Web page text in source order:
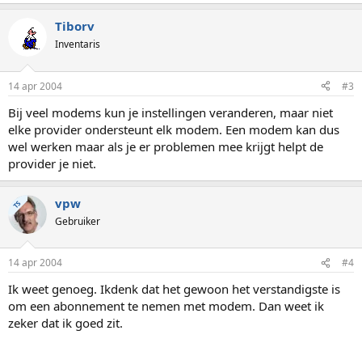
Tiborv
Inventaris
14 apr 2004 #3
Bij veel modems kun je instellingen veranderen, maar niet
elke provider ondersteunt elk modem. Een modem kan dus
wel werken maar als je er problemen mee krijgt helpt de
provider je niet.
TS vpw
Gebruiker
14 apr 2004 #4
Ik weet genoeg. Ikdenk dat het gewoon het verstandigste is
om een abonnement te nemen met modem. Dan weet ik
zeker dat ik goed zit.